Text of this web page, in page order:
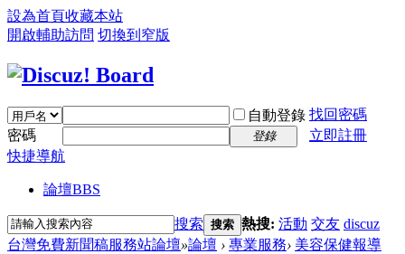
設為首頁收藏本站
開啟輔助訪問 切換到窄版
自動登錄 找回密碼
密碼
登錄
立即註冊
快捷導航
論壇BBS
搜索 搜索 熱搜: 活動 交友 discuz
台灣免費新聞稿服務站論壇»論壇 › 專業服務› 美容保健報導